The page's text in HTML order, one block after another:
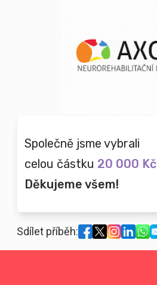
Společně jsme vybrali
celou částku 20 000 Kč
Děkujeme všem!
Sdílet příběh: